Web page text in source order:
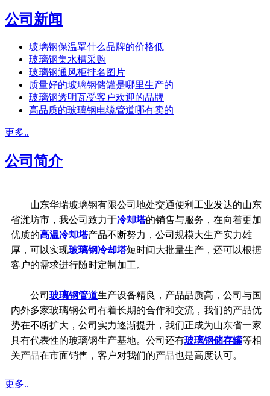
公司新闻
玻璃钢保温罩什么品牌的价格低
玻璃钢集水槽采购
玻璃钢通风柜排名图片
质量好的玻璃钢储罐是哪里生产的
玻璃钢透明瓦受客户欢迎的品牌
高品质的玻璃钢电缆管道哪有卖的
更多..
公司简介
山东华瑞玻璃钢有限公司地处交通便利工业发达的山东
省潍坊市，我公司致力于冷却塔的销售与服务，在向着更加
优质的高温冷却塔产品不断努力，公司规模大生产实力雄
厚，可以实现玻璃钢冷却塔短时间大批量生产，还可以根据
客户的需求进行随时定制加工。
公司 玻璃钢管道生产设备精良，产品品质高，公司与国
内外多家玻璃钢公司有着长期的合作和交流，我们的产品优
势在不断扩大，公司实力逐渐提升，我们正成为山东省一家
具有代表性的玻璃钢生产基地。公司还有玻璃钢储存罐等相
关产品在市面销售，客户对我们的产品也是高度认可。
更多..